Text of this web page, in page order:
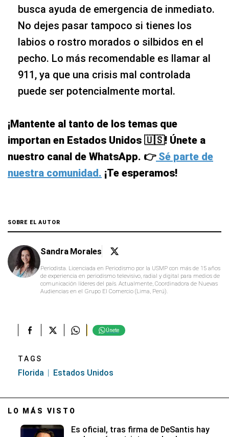
busca ayuda de emergencia de inmediato.
No dejes pasar tampoco si tienes los
labios o rostro morados o silbidos en el
pecho. Lo más recomendable es llamar al
911, ya que una crisis mal controlada
puede ser potencialmente mortal.
¡Mantente al tanto de los temas que
importan en Estados Unidos 🇺🇸! Únete a
nuestro canal de WhatsApp. 👉Sé parte de
nuestra comunidad. ¡Te esperamos!
SOBRE EL AUTOR
Sandra Morales
Periodista. Licenciada en Periodismo por la USMP con más de 15 años
de experiencia en periodismo televisivo, radial y digital para medios de
comunicación líderes del país. Actualmente, Coordinadora de Nuevas
Audiencias en el Grupo El Comercio (Lima, Perú).
Únete
TAGS
Florida Estados Unidos
LO MÁS VISTO
Es oficial, tras firma de DeSantis hay